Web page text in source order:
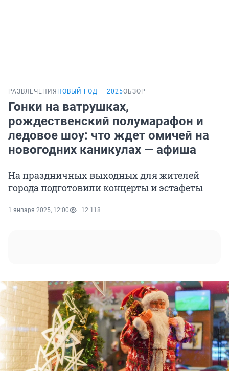
РАЗВЛЕЧЕНИЯ НОВЫЙ ГОД — 2025ОБЗОР
Гонки на ватрушках,
рождественский полумарафон и
ледовое шоу: что ждет омичей на
новогодних каникулах — афиша
На праздничных выходных для жителей
города подготовили концерты и эстафеты
1 января 2025, 12:00 12 118